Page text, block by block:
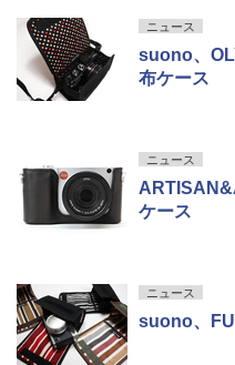
ニュース
suono、
布ケース
ニュース
ケース
ニュース
suono、